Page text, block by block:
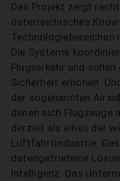
Das Projekt zeigt
österreichisches
Die Systeme
Flugverkehr und
Sicherheit erhöhen.
der sogenannten
denen sich Flugzeuge
derzeit als eines der
Luftfahrt­industrie.
datengetriebene
Intelligenz. Das